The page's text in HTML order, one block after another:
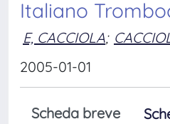
Italiano
E, CACCIOLA;
2005-01-01
Scheda breve